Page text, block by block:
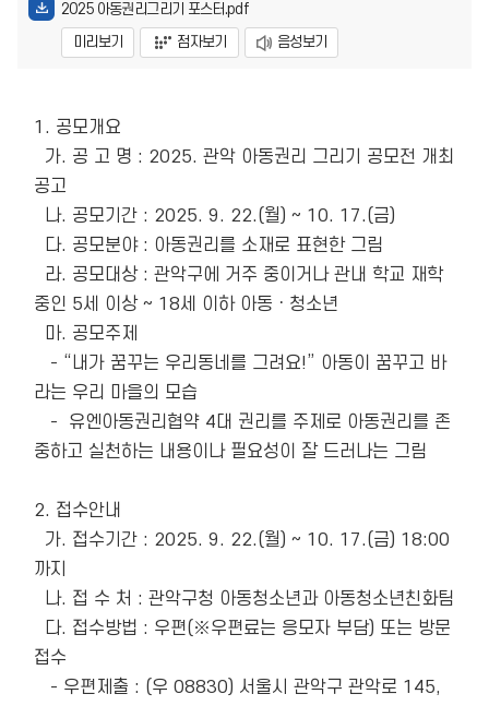
2025 아동권리그리기 포스터.pdf
미리보기
점자보기 음성보기
1. 공모개요
공고
중인 5세 이상 ~ 18세 이하 아동ㆍ청소년
라는 우리 마을의 모습
중하고 실천하는 내용이나 필요성이 잘 드러나는 그림
2. 접수안내
까지
접수